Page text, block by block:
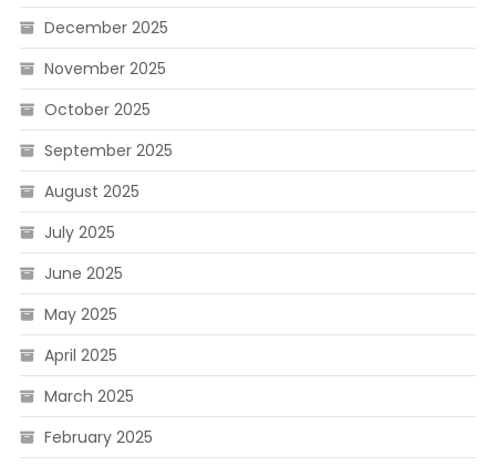
December 2025
November 2025
October 2025
September 2025
August 2025
July 2025
June 2025
May 2025
April 2025
March 2025
February 2025